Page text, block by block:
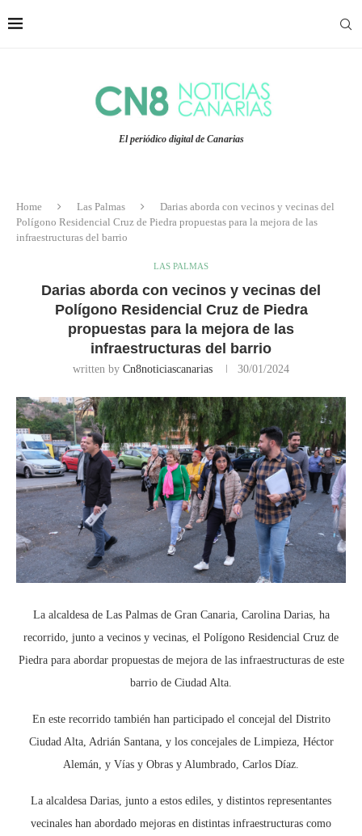
El periódico digital de Canarias
Home Las Palmas
Darias aborda con vecinos y vecinas del
Polígono Residencial Cruz de Piedra propuestas para la mejora de las
infraestructuras del barrio
LAS PALMAS
Darias aborda con vecinos y vecinas del
Polígono Residencial Cruz de Piedra
propuestas para la mejora de las
infraestructuras del barrio
written by Cn8noticiascanarias 30/01/2024
La alcaldesa de Las Palmas de Gran Canaria, Carolina Darias, ha
recorrido, junto a vecinos y vecinas, el Polígono Residencial Cruz de
Piedra para abordar propuestas de mejora de las infraestructuras de este
barrio de Ciudad Alta.
En este recorrido también han participado el concejal del Distrito
Ciudad Alta, Adrián Santana, y los concejales de Limpieza, Héctor
Alemán, y Vías y Obras y Alumbrado, Carlos Díaz.
La alcaldesa Darias, junto a estos ediles, y distintos representantes
vecinales han abordado mejoras en distintas infraestructuras como